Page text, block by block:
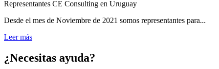
Representantes CE Consulting en Uruguay
Desde el mes de Noviembre de 2021 somos representantes para...
Leer más
¿Necesitas ayuda?